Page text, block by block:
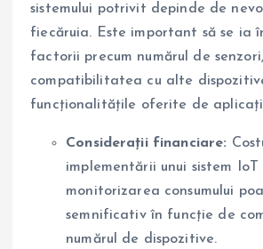
sistemului potrivit depinde de
fiecăruia. Este important să se ia
factorii precum numărul de senzori,
compatibilitatea cu alte
funcționalitățile oferite de
Considerații financiare:
implementării unui sistem IoT
monitorizarea consumului
semnificativ în funcție de
numărul de dispozitive.